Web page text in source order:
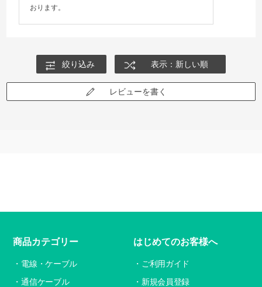
おります。
絞り込み 表示：新しい順
レビューを書く
商品カテゴリー
電線・ケーブル
通信ケーブル
はじめてのお客様へ
ご利用ガイド
新規会員登録